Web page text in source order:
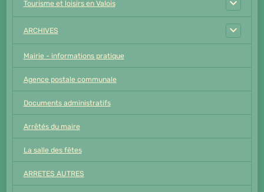
Tourisme et loisirs en Valois
ARCHIVES
Mairie - informations pratique
Agence postale communale
Documents administratifs
Arrêtés du maire
La salle des fêtes
ARRETES AUTRES